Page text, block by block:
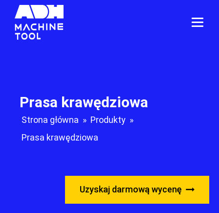
Prasa krawędziowa
Strona główna » Produkty »
Prasa krawędziowa
Uzyskaj darmową wycenę